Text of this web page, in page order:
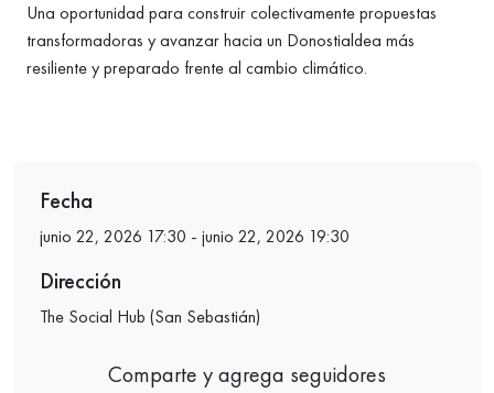
Una oportunidad para construir colectivamente propuestas
transformadoras y avanzar hacia un Donostialdea más
resiliente y preparado frente al cambio climático.
Fecha
junio 22, 2026 17:30 - junio 22, 2026 19:30
Dirección
The Social Hub (San Sebastián)
Comparte y agrega seguidores